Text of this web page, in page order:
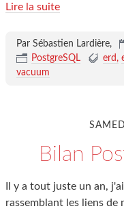
Lire la suite
Par Sébastien Lardière,
PostgreSQL
erd
vacuum
Bilan
Il y a tout juste un an,
rassemblant les liens de